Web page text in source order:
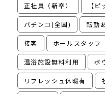
正社員（新卒） 【
パチンコ(全国) 転勤
接客 ホールスタッフ
温浴施設無料利用 ボ
リフレッシュ休暇有